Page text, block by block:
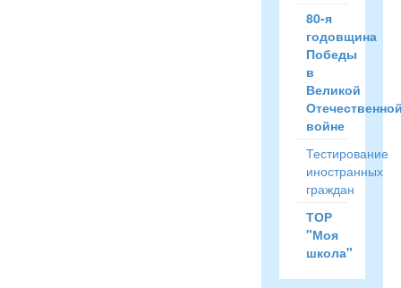
80-я
годовщина
Победы
в
Великой
войне
Тестирование
иностранных
граждан
ТОР
"Моя
школа"